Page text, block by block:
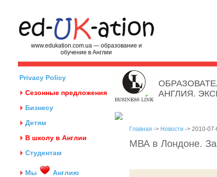
www.edukation.com.ua — образование и
обучение в Англии
Privacy Policy
Сезонные предложения
Бизнесу
Детям
В школу в Англии
Студентам
Мы
Англию
АНГЛИЯ.
Главная -> Новости -> 2010-
МВА в Лондоне.